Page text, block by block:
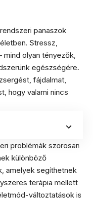
panaszok
Stressz,
mind olyan tényezők,
egészségére.
fájdalmat,
hogy valami nincs
problémák szorosan
különböző
amelyek segíthetnek
terápia mellett
változtatások is